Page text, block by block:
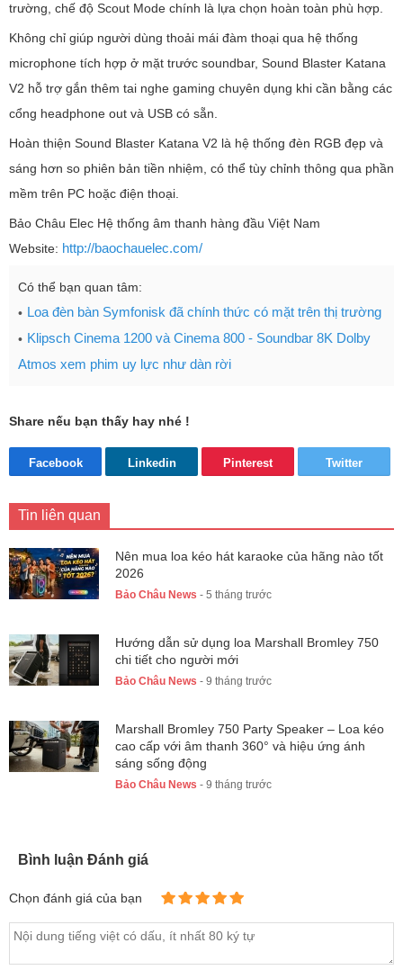
trường, chế độ Scout Mode chính là lựa chọn hoàn toàn phù hợp.
Không chỉ giúp người dùng thoải mái đàm thoại qua hệ thống
microphone tích hợp ở mặt trước soundbar, Sound Blaster Katana
V2 hỗ trợ gắn thêm tai nghe gaming chuyên dụng khi cần bằng các
cổng headphone out và USB có sẵn.
Hoàn thiện Sound Blaster Katana V2 là hệ thống đèn RGB đẹp và
sáng hơn so phiên bản tiền nhiệm, có thể tùy chỉnh thông qua phần
mềm trên PC hoặc điện thoại.
Bảo Châu Elec Hệ thống âm thanh hàng đầu Việt Nam
Website: http://baochauelec.com/
Có thể bạn quan tâm:
Loa đèn bàn Symfonisk đã chính thức có mặt trên thị trường
Klipsch Cinema 1200 và Cinema 800 - Soundbar 8K Dolby
Atmos xem phim uy lực như dàn rời
Share nếu bạn thấy hay nhé !
Facebook Linkedin Pinterest Twitter
Tin liên quan
Nên mua loa kéo hát karaoke của hãng nào tốt
2026
Bảo Châu News - 5 tháng trước
Hướng dẫn sử dụng loa Marshall Bromley 750
chi tiết cho người mới
Bảo Châu News - 9 tháng trước
Marshall Bromley 750 Party Speaker – Loa kéo
cao cấp với âm thanh 360° và hiệu ứng ánh
sáng sống động
Bảo Châu News - 9 tháng trước
Bình luận Đánh giá
Chọn đánh giá của bạn